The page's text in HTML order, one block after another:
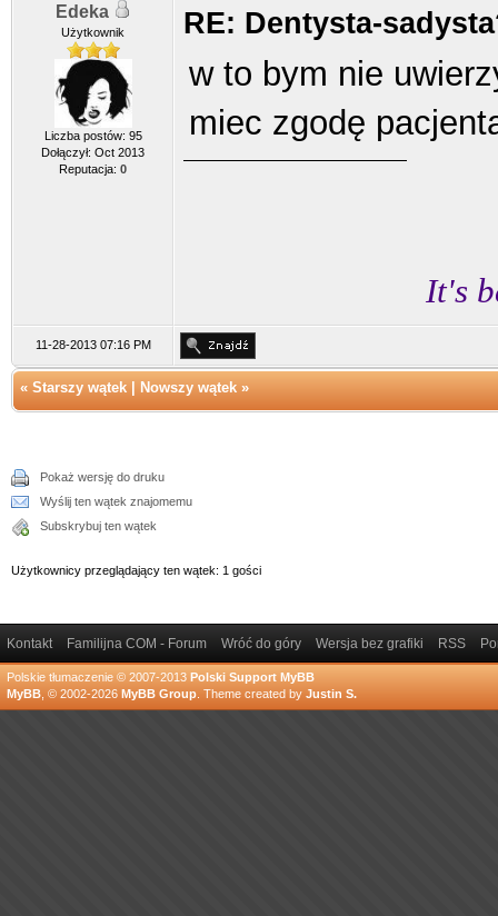
Edeka
Użytkownik
Liczba postów: 95
Dołączył: Oct 2013
Reputacja: 0
RE: Dentysta-
w to bym nie
miec zgodę
It's
11-28-2013 07:16 PM
« Starszy wątek Nowszy wątek »
Pokaż wersję do druku
Wyślij ten wątek znajomemu
Subskrybuj ten wątek
Użytkownicy przeglądający ten wątek: 1 gości
Kontakt Familijna COM - Forum Wróć do góry Wersja bez grafiki RSS
Polskie tłumaczenie © 2007-2013 Polski Support MyBB
MyBB , © 2002-2026 MyBB Group Theme created by Justin S.